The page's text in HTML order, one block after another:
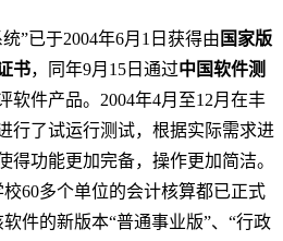
”已于2004年6月1日获得由 国家版
书，同年9月15日通过中国软件测
软件产品。2004年4月至12月在丰
行了试运行测试，根据实际需求进
得功能更加完备，操作更加简洁。
60多个单位的会计核算都已正式
件的新版本“普通事业版”、“行政